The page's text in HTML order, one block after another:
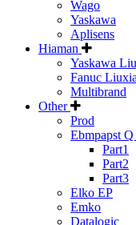
Wago
Yaskawa
Aplisens
Hiaman
Yaskawa
Fanuc
Multibrand
Other
Prod
Ebmpapst Q
Part1
Part2
Part3
Elko EP
Emko
Datalogic